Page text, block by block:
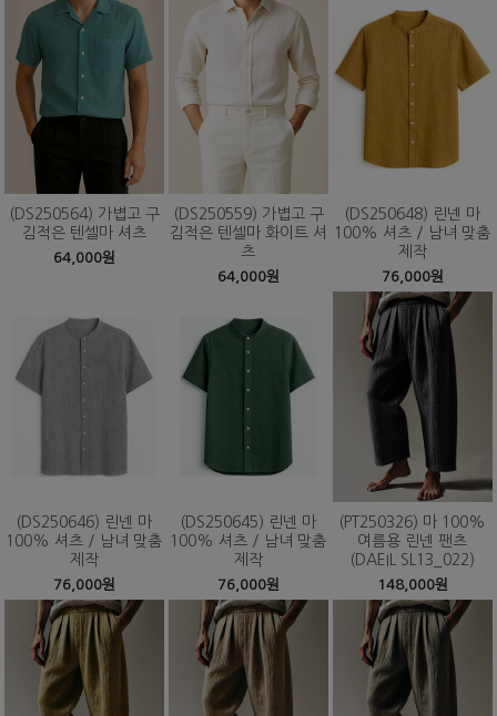
(DS250564) 가볍고 구
김적은 텐셀마 셔츠
64,000원
(DS250559) 가볍고 구
김적은 텐셀마 화이트 셔
츠
64,000원
(DS250648) 린넨 마
100% 셔츠 / 남녀 맞춤
제작
76,000원
(DS250646) 린넨 마
100% 셔츠 / 남녀 맞춤
제작
76,000원
(DS250645) 린넨 마
100% 셔츠 / 남녀 맞춤
제작
76,000원
(PT250326) 마 100%
여름용 린넨 팬츠
(DAEIL SL13_022)
148,000원